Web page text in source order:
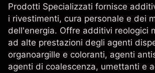
Prodotti Specializzati fornisce
i rivestimenti, cura personale e dei
dell'energia. Offre additivi reologici
ad alte prestazioni degli agenti
organoargille e coloranti, agenti
agenti di coalescenza, umettanti e